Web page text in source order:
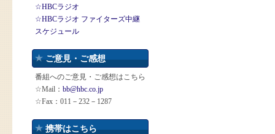
☆HBCラジオ
☆HBCラジオ ファイターズ中継
スケジュール
ご意見・ご感想
番組へのご意見・ご感想はこちら
☆Mail： bb@hbc.co.jp
☆Fax：011－232－1287
携帯はこちら